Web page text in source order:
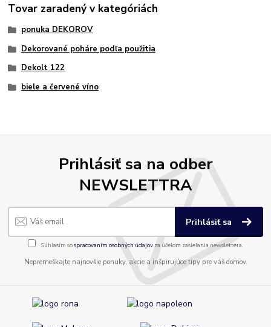
Tovar zaradený v kategóriách
ponuka DEKOROV
Dekorované poháre podľa použitia
Dekolt 122
biele a červené víno
Prihlásiť sa na odber
NEWSLETTRA
Prihlásiť sa
Súhlasím sospracovaním osobných údajov za účelom zasielania newslettera.
Nepremeškajte najnovšie ponuky, akcie a inšpirujúce tipy pre váš domov.